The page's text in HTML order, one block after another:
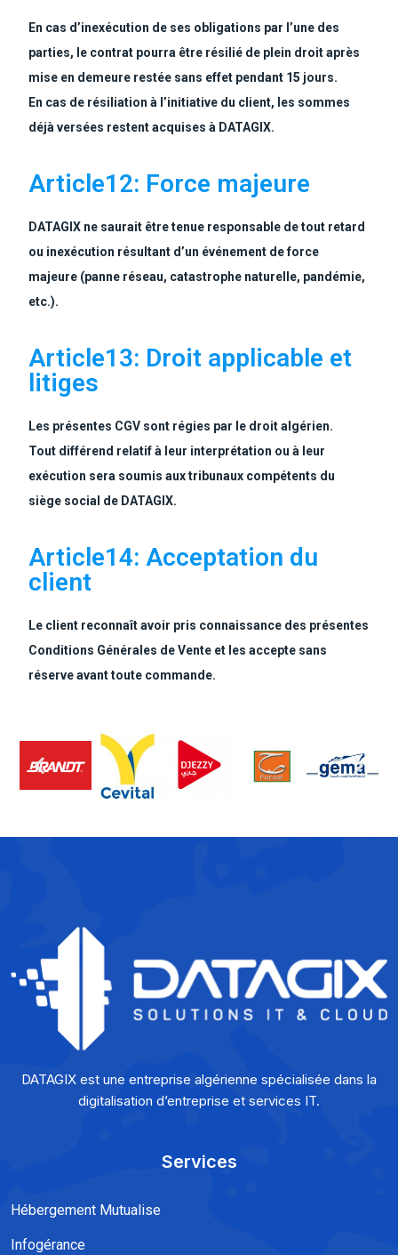
En cas d’inexécution de ses obligations par l’une des
parties, le contrat pourra être résilié de plein droit après
mise en demeure restée sans effet pendant 15 jours.
En cas de résiliation à l’initiative du client, les sommes
déjà versées restent acquises à DATAGIX.
Article12: Force majeure
DATAGIX ne saurait être tenue responsable de tout retard
ou inexécution résultant d’un événement de force
majeure (panne réseau, catastrophe naturelle, pandémie,
etc.).
Article13: Droit applicable et
litiges
Les présentes CGV sont régies par le droit algérien.
Tout différend relatif à leur interprétation ou à leur
exécution sera soumis aux tribunaux compétents du
siège social de DATAGIX.
Article14: Acceptation du
client
Le client reconnaît avoir pris connaissance des présentes
Conditions Générales de Vente et les accepte sans
réserve avant toute commande.
DATAGIX est une entreprise algérienne spécialisée dans la
digitalisation d’entreprise et services IT.
Services
Hébergement Mutualise
Infogérance